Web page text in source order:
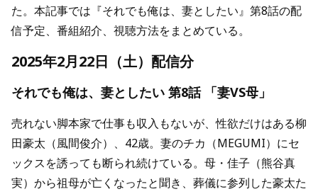
た。本記事では『それでも俺は、妻としたい』第8話の配
信予定、番組紹介、視聴方法をまとめている。
2025年2月22日（土）配信分
それでも俺は、妻としたい 第8話 「妻VS母」
売れない脚本家で仕事も収入もないが、性欲だけはある柳
田豪太（風間俊介）、42歳。妻のチカ（MEGUMI）にセ
ックスを誘っても断られ続けている。母・佳子（熊谷真
実）から祖母が亡くなったと聞き、葬儀に参列した豪太た